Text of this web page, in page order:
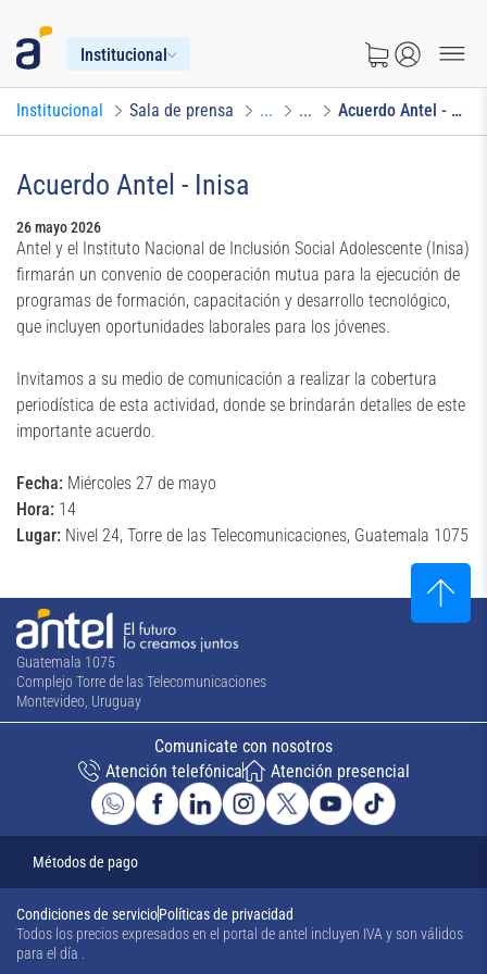
Institucional
Institucional Sala de prensa ... ... Acuerdo Antel - Inisa
Acuerdo Antel - Inisa
26 mayo 2026
Antel y el Instituto Nacional de Inclusión Social Adolescente (Inisa)
firmarán un convenio de cooperación mutua para la ejecución de
programas de formación, capacitación y desarrollo tecnológico,
que incluyen oportunidades laborales para los jóvenes.
Invitamos a su medio de comunicación a realizar la cobertura
periodística de esta actividad, donde se brindarán detalles de este
importante acuerdo.
Fecha: Miércoles 27 de mayo
Hora: 14
Lugar: Nivel 24, Torre de las Telecomunicaciones, Guatemala 1075
Guatemala 1075
Complejo Torre de las Telecomunicaciones
Montevideo, Uruguay
Comunicate con nosotros
Atención telefónica
Atención presencial
Métodos de pago
Todos los precios expresados en el portal de antel incluyen IVA y son válidos
para el día
Condiciones de servicioPolíticas de privacidad